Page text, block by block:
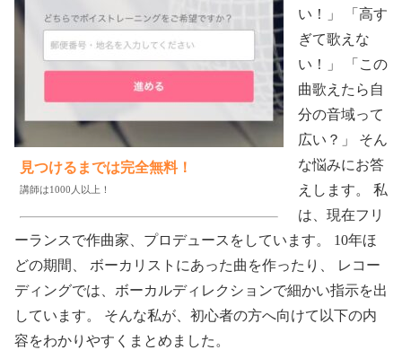
見つけるまでは完全無料！
講師は1000人以上！
い！」 「高す
ぎて歌えな
い！」 「この
曲歌えたら自
分の音域って
広い？」 そん
な悩みにお答
えします。 私
は、現在フリ
ーランスで作曲家、プロデュースをしています。 10年ほ
どの期間、 ボーカリストにあった曲を作ったり、 レコー
ディングでは、ボーカルディレクションで細かい指示を出
しています。 そんな私が、初心者の方へ向けて以下の内
容をわかりやすくまとめました。